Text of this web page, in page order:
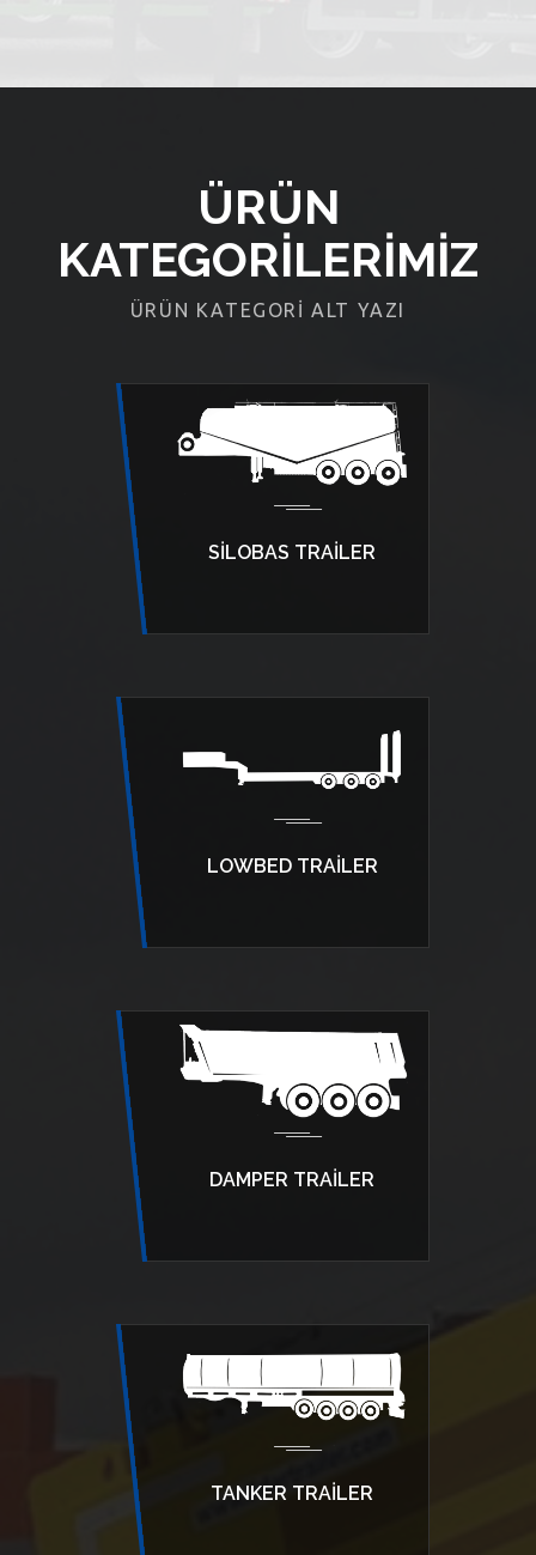
ÜRÜN
KATEGORILERIMIZ
ÜRÜN KATEGORI ALT YAZI
SILOBAS TRAILER
LOWBED TRAILER
DAMPER TRAILER
TANKER TRAILER